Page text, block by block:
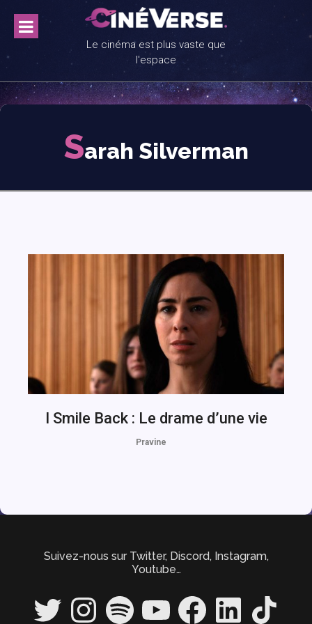
content
Le cinéma est plus vaste que
l'espace
Sarah Silverman
I Smile Back : Le drame d’une vie
Pravine
Suivez-nous sur Twitter, Discord, Instagram,
Youtube…
Twitter InstagramSpotify YouTube FacebookLinkedIn TikTok